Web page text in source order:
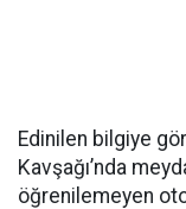
Edinilen bilgiye
Kavşağı’nda
öğrenilemeyen